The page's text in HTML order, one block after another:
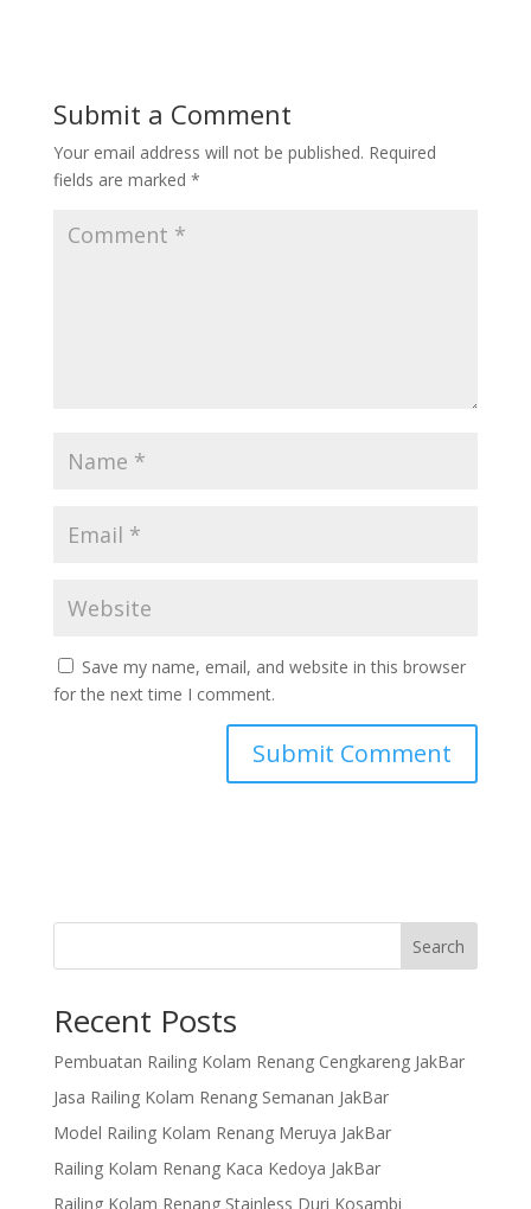
Submit a Comment
Your email address will not be published. Required
fields are marked *
Save my name, email, and website in this browser
for the next time I comment.
Search
Recent Posts
Pembuatan Railing Kolam Renang Cengkareng JakBar
Jasa Railing Kolam Renang Semanan JakBar
Model Railing Kolam Renang Meruya JakBar
Railing Kolam Renang Kaca Kedoya JakBar
Railing Kolam Renang Stainless Duri Kosambi